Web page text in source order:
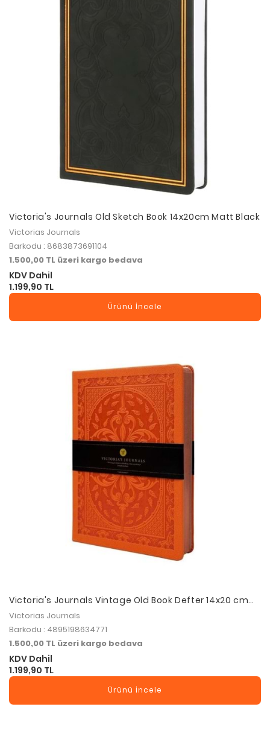
Victoria's Journals Old Sketch Book 14x20cm Matt Black
Victorias Journals
Barkodu : 8683873691104
1.500,00 TL üzeri kargo bedava
KDV Dahil
1.199,90 TL
Ürünü İncele
Victoria's Journals Vintage Old Book Defter 14x20 cm
80 gr 160 Yaprak Çizgili Turuncu
Victorias Journals
Barkodu : 4895198634771
1.500,00 TL üzeri kargo bedava
KDV Dahil
1.199,90 TL
Ürünü İncele